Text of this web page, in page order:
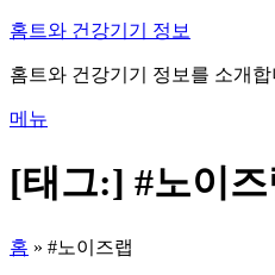
내
으
바
기
홈트와 건강기기 정보
홈트와 건강기기 정보를 소개합
메뉴
[태그:] #노이즈
홈 » #노이즈랩